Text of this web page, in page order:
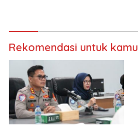
Rekomendasi untuk kamu